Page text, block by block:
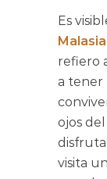
Es
Malasia
refiero
a tener
ojos
visita